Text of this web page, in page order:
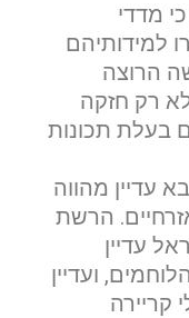
מדדי
למידותיהם
הרוצה
רק חזקה
בעלת תכונות
של המאה ה- 21 הצבא עדיין מהווה
הרשת
עדיין
ועדיין
קריירה